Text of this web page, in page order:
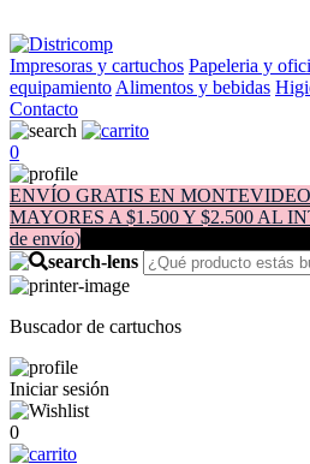
Impresoras y cartuchos Papeleria y
equipamiento Alimentos y bebidas
Contacto
0
ENVÍO GRATIS EN
MAYORES A $1.500 Y $2.500 AL
de envío)
Buscador de cartuchos
Iniciar sesión
0